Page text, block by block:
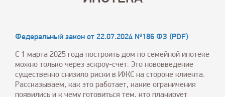
Федеральный закон от 22.07.2024 №186 ФЗ (PDF)
С 1 марта 2025 года построить дом по семейной ипотеке
можно только через эскроу-счет. Это нововведение
существенно снизило риски в ИЖС на стороне клиента.
Рассказываем, как это работает, какие ограничения
появились и к чему готовиться тем, кто планирует